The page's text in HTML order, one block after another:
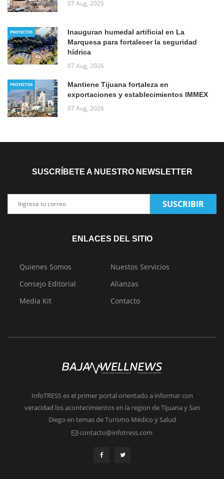
07 Aug, 2026
PROYECTOS
Inauguran humedal artificial en La
Marquesa para fortalecer la seguridad
hídrica
07 Aug, 2026
PROYECTOS
Mantiene Tijuana fortaleza en
exportaciones y establecimientos IMMEX
07 Aug, 2026
SUSCRÍBETE A NUESTRO NEWSLETTER
SUSCRIBIR
ENLACES DEL SITIO
Quienes Somos
Nuestos Servicios
Consejo Editorial
Alianzas
Media Kit
Contacto
InfoTRESS es el primer portal orientado a informar con
veracidad los acontecimientos en la region de Tijuana y San
Diego en temas de Turismo Médico y Salud
contacto@infotress.com